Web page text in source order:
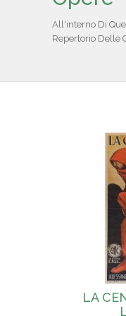
IL
PARTNER
CONTATTI
All'interno Di
Repertorio Delle
LA